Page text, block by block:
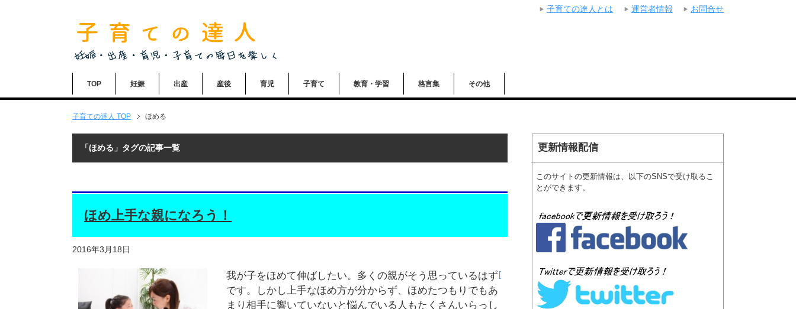
TOP 妊娠 出産 産後 育児 子育て 教育・学習 格言集 その他
子育ての達人 TOP ほめる
「ほめる」タグの記事一覧
ほめ上手な親になろう！
2016年3月18日
我が子をほめて伸ばしたい。多くの親がそう思っているはず
です。しかし上手なほめ方が分からず、ほめたつもりでもあ
まり相手に響いていないと悩んでいる人もたくさんいらっし
[
更新情報配信
このサイトの更新情報は、以下のSNSで受け取るこ
とができます。
子育ての達人とは 運営者情報 お問合せ